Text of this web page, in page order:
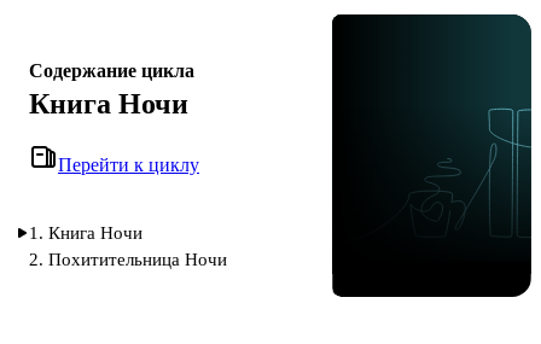
Содержание цикла
Книга Ночи
Перейти к циклу
1. Книга Ночи
2. Похитительница Ночи